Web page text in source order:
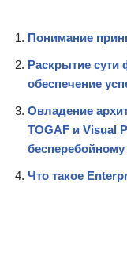
Понимание
Раскрытие сути
обеспечение
Овладение
TOGAF и Visual
бесперебойному
Что такое